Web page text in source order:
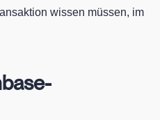
wissen müssen, im